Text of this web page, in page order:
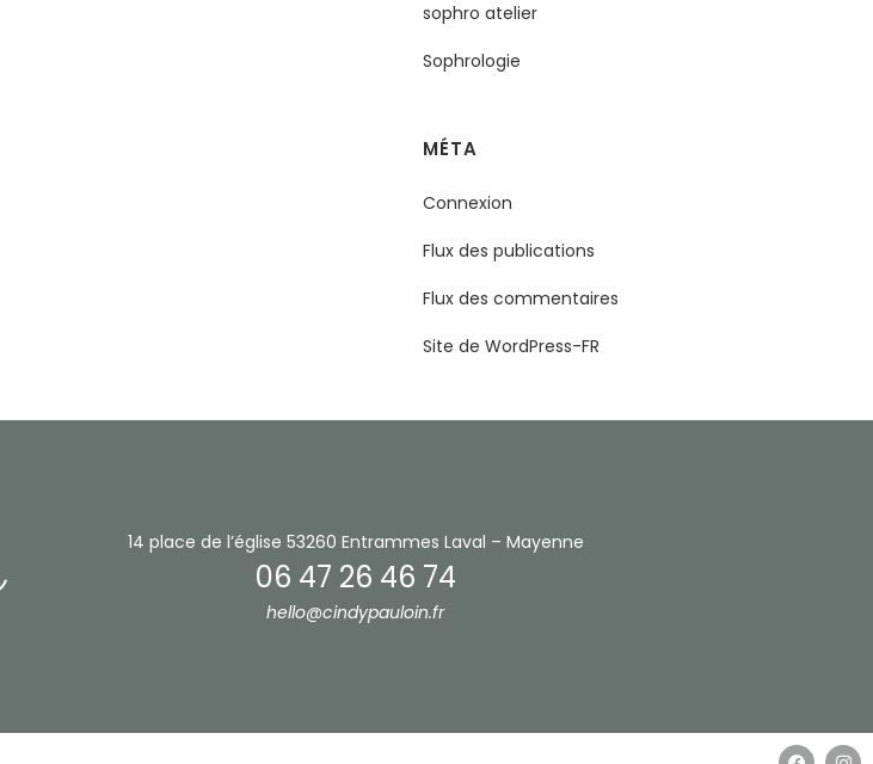
sophro atelier
Sophrologie
MÉTA
Connexion
Flux des publications
Flux des commentaires
Site de WordPress-FR
14 place de l’église 53260 Entrammes Laval – Mayenne
06 47 26 46 74
hello@cindypauloin.fr